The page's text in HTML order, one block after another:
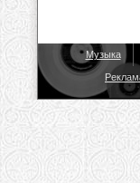
Музыка